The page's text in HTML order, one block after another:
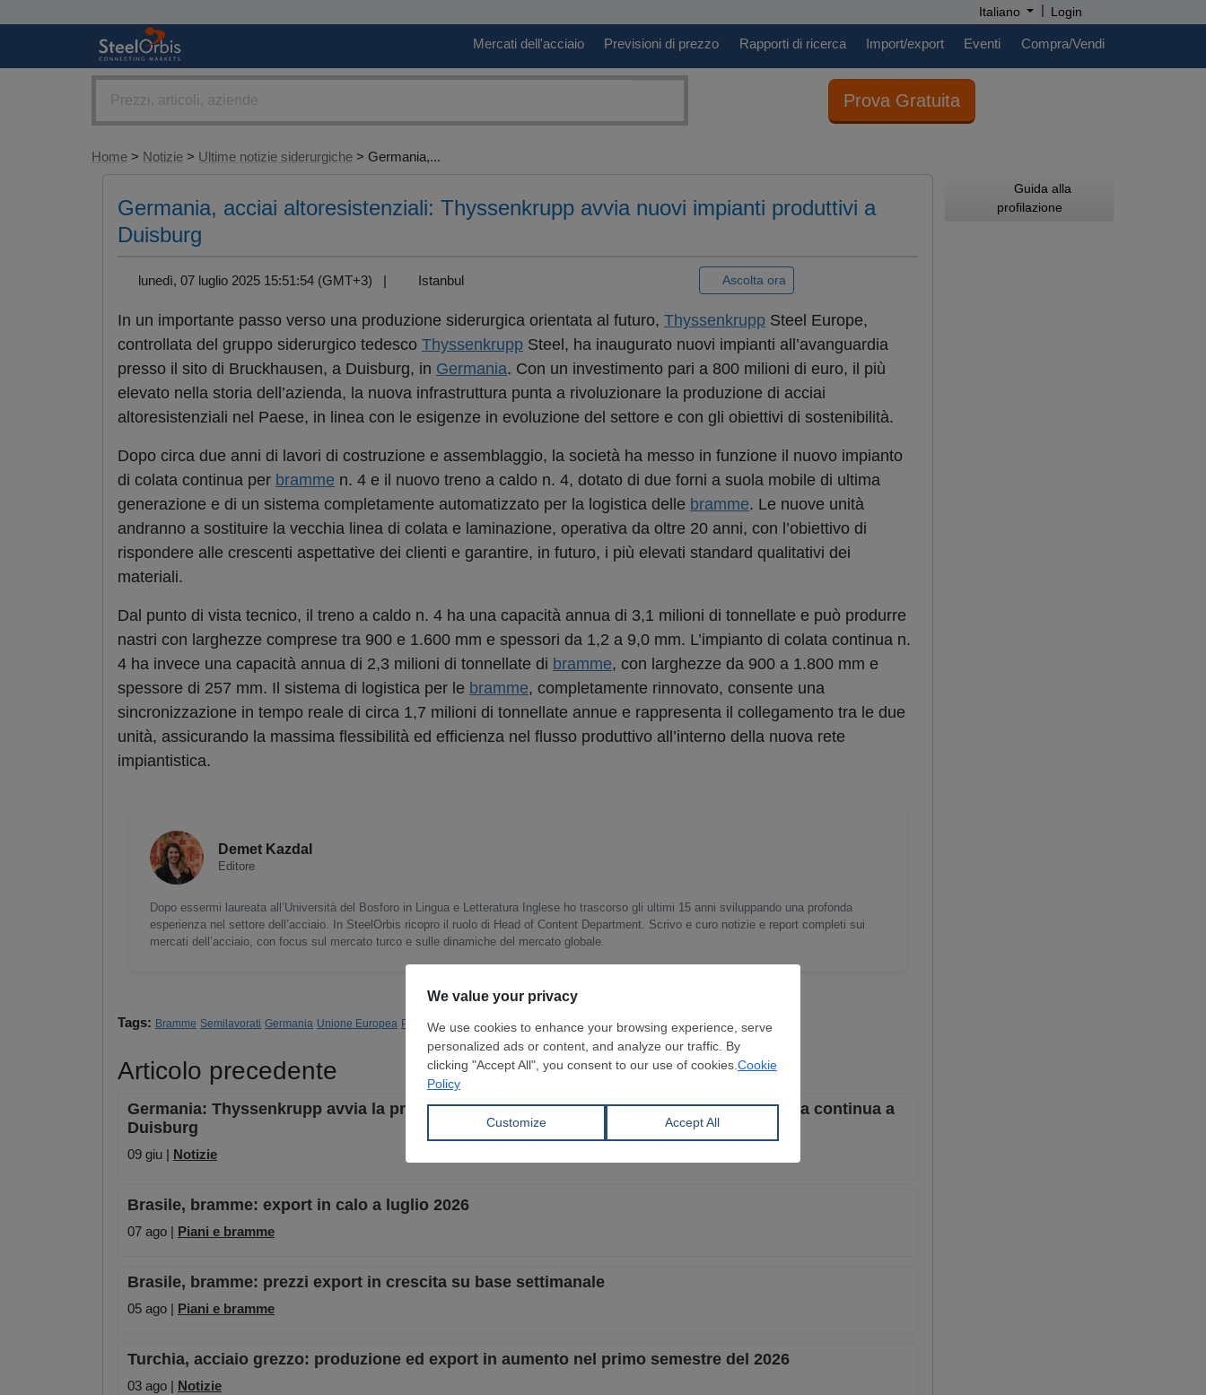
Italiano | Login
Mercati dell'acciaio Previsioni di prezzo Rapporti di ricerca Import/export Eventi Compra/Vendi
Prova Gratuita
Home > Notizie > Ultime notizie siderurgiche > Germania,...
Germania, acciai altoresistenziali: Thyssenkrupp avvia nuovi impianti produttivi a
Duisburg
lunedì, 07 luglio 2025 15:51:54 (GMT+3) | Istanbul Ascolta ora
In un importante passo verso una produzione siderurgica orientata al futuro, Thyssenkrupp Steel Europe,
controllata del gruppo siderurgico tedesco Thyssenkrupp Steel, ha inaugurato nuovi impianti all’avanguardia
presso il sito di Bruckhausen, a Duisburg, in Germania. Con un investimento pari a 800 milioni di euro, il più
elevato nella storia dell’azienda, la nuova infrastruttura punta a rivoluzionare la produzione di acciai
altoresistenziali nel Paese, in linea con le esigenze in evoluzione del settore e con gli obiettivi di sostenibilità.
Dopo circa due anni di lavori di costruzione e assemblaggio, la società ha messo in funzione il nuovo impianto
di colata continua per bramme n. 4 e il nuovo treno a caldo n. 4, dotato di due forni a suola mobile di ultima
generazione e di un sistema completamente automatizzato per la logistica delle bramme. Le nuove unità
andranno a sostituire la vecchia linea di colata e laminazione, operativa da oltre 20 anni, con l’obiettivo di
rispondere alle crescenti aspettative dei clienti e garantire, in futuro, i più elevati standard qualitativi dei
materiali.
Dal punto di vista tecnico, il treno a caldo n. 4 ha una capacità annua di 3,1 milioni di tonnellate e può produrre
nastri con larghezze comprese tra 900 e 1.600 mm e spessori da 1,2 a 9,0 mm. L’impianto di colata continua n.
4 ha invece una capacità annua di 2,3 milioni di tonnellate di bramme, con larghezze da 900 a 1.800 mm e
spessore di 257 mm. Il sistema di logistica per le bramme, completamente rinnovato, consente una
sincronizzazione in tempo reale di circa 1,7 milioni di tonnellate annue e rappresenta il collegamento tra le due
unità, assicurando la massima flessibilità ed efficienza nel flusso produttivo all’interno della nuova rete
impiantistica.
Demet Kazdal
Editore
Dopo essermi laureata all’Università del Bosforo in Lingua e Letteratura Inglese ho trascorso gli ultimi 15 anni sviluppando una profonda
esperienza nel settore dell’acciaio. In SteelOrbis ricopro il ruolo di Head of Content Department. Scrivo e curo notizie e report completi sui
mercati dell’acciaio, con focus sul mercato turco e sulle dinamiche del mercato globale.
Tags: Bramme Semilavorati Germania Unione Europea Prod. Siderurgica Investimenti ThyssenKrupp
Articolo precedente
Germania: Thyssenkrupp avvia la produzione di prova presso il nuovo impianto di colata continua a
Duisburg
09 giu | Notizie
Brasile, bramme: export in calo a luglio 2026
07 ago | Piani e bramme
Brasile, bramme: prezzi export in crescita su base settimanale
05 ago | Piani e bramme
Turchia, acciaio grezzo: produzione ed export in aumento nel primo semestre del 2026
03 ago | Notizie
Guida alla
profilazione